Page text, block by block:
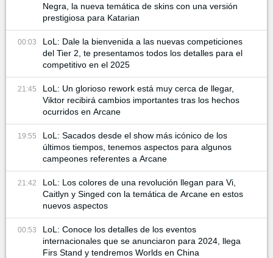
Negra, la nueva temática de skins con una versión
prestigiosa para Katarian
00:03
LoL: Dale la bienvenida a las nuevas competiciones
del Tier 2, te presentamos todos los detalles para el
competitivo en el 2025
21:45
LoL: Un glorioso rework está muy cerca de llegar,
Viktor recibirá cambios importantes tras los hechos
ocurridos en Arcane
19:55
LoL: Sacados desde el show más icónico de los
últimos tiempos, tenemos aspectos para algunos
campeones referentes a Arcane
21:42
LoL: Los colores de una revolución llegan para Vi,
Caitlyn y Singed con la temática de Arcane en estos
nuevos aspectos
00:53
LoL: Conoce los detalles de los eventos
internacionales que se anunciaron para 2024, llega
Firs Stand y tendremos Worlds en China